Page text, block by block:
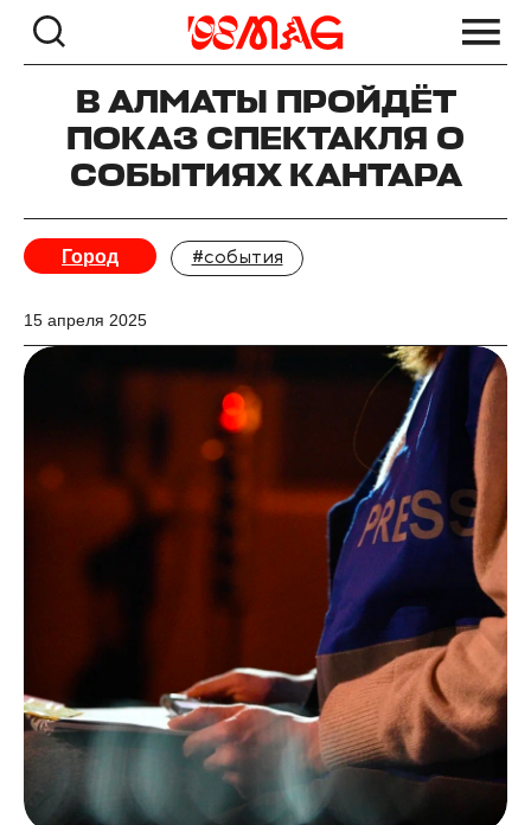
В АЛМАТЫ ПРОЙДЁТ
ПОКАЗ СПЕКТАКЛЯ О
СОБЫТИЯХ КАНТАРА
Город #события
15 апреля 2025